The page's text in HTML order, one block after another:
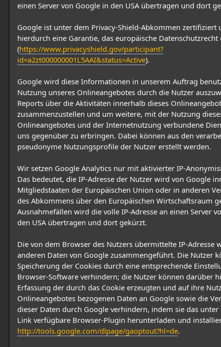
einen Server von Google in den USA übertragen und dort
Google ist unter dem Privacy-Shield-Abkommen zertifiziert
hierdurch eine Garantie, das europäische Datenschutzrecht
(https://www.privacyshield.gov/participant?
id=a2zt000000001L5AAI&status=Active).
Google wird diese Informationen in unserem Auftrag
Nutzung unseres Onlineangebotes durch die Nutzer
Reports über die Aktivitäten innerhalb dieses
zusammenzustellen und um weitere, mit der Nutzung
Onlineangebotes und der Internetnutzung verbundene
uns gegenüber zu erbringen. Dabei können aus den
pseudonyme Nutzungsprofile der Nutzer erstellt werden.
Wir setzen Google Analytics nur mit aktivierter IP-
Das bedeutet, die IP-Adresse der Nutzer wird von Google
Mitgliedstaaten der Europäischen Union oder in anderen
des Abkommens über den Europäischen Wirtschaftsraum
Ausnahmefällen wird die volle IP-Adresse an einen Server
den USA übertragen und dort gekürzt.
Die von dem Browser des Nutzers übermittelte IP-Adresse
anderen Daten von Google zusammengeführt. Die Nutzer
Speicherung der Cookies durch eine entsprechende
Browser-Software verhindern; die Nutzer können darüber
Erfassung der durch das Cookie erzeugten und auf ihre
Onlineangebotes bezogenen Daten an Google sowie die
dieser Daten durch Google verhindern, indem sie das
Link verfügbare Browser-Plugin herunterladen und
http://tools.google.com/dlpage/gaoptout?hl=de.